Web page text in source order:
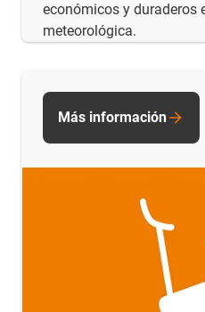
económicos y duraderos
meteorológica.
Más información